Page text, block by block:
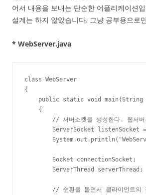
어서 내용을 보내는 단순한 어플리케이션
설계는 하지 않았습니다. 그냥 공부용으로
* WebServer.java
class WebServer
{
public static void
    {
// 서버소켓을 생성한다. 웹서
ServerSocket listenSocket
        Socket connectionSocket;
        ServerThread serverThread;
// 순환을 돌면서 클라이언트의